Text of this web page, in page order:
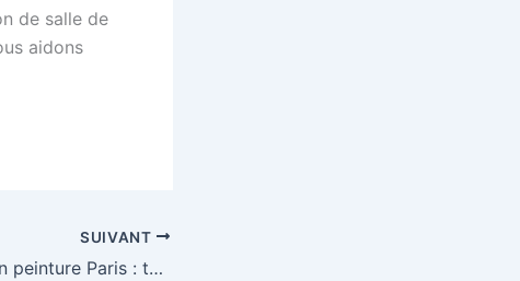
de salle de
aidons
SUIVANT
Prix rénovation peinture Paris : tarifs 2025 par type de travaux